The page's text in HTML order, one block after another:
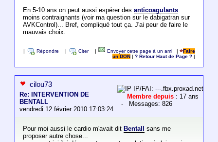
En 5-10 ans on peut aussi espérer des anticoagulants
moins contraignants (voir ma question sur le dabigatran sur
AVKControl)... Bref, compliqué tout ça. J'ai peur de faire le
mauvais choix.
Répondre Citer Envoyer cette page à un ami |
Faire
un DON
|? Retour Haut de Page ?
cilou73
Re: INTERVENTION DE
BENTALL
vendredi 12 février 2010 17:03:24
IP/FAI: ---.fbx.proxad.net
Membre depuis : 17 ans
- Messages: 826
Pour moi aussi le cardio m'avait dit Bentall
sans me
proposer autre chose...